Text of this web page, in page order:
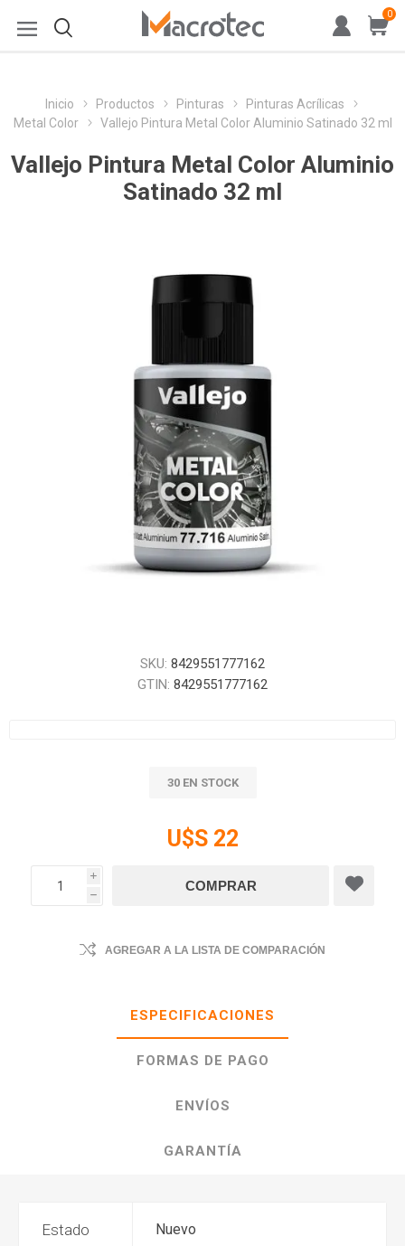
0
Inicio Productos Pinturas
Pinturas Acrílicas
Metal Color
Vallejo Pintura Metal Color Aluminio Satinado 32 ml
Vallejo Pintura Metal Color Aluminio
Satinado 32 ml
SKU: 8429551777162
GTIN: 8429551777162
30 EN STOCK
U$S 22
i
h
AGREGAR A LA LISTA DE COMPARACIÓN
ESPECIFICACIONES
FORMAS DE PAGO
ENVÍOS
GARANTÍA
Estado Nuevo